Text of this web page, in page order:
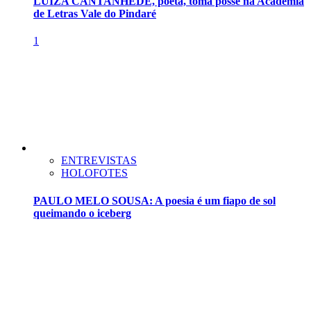
de Letras Vale do Pindaré
1
ENTREVISTAS
HOLOFOTES
PAULO MELO SOUSA: A poesia é um fiapo de sol
queimando o iceberg